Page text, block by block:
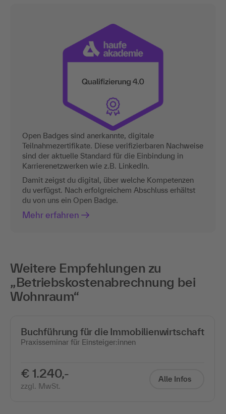
Open Badges sind anerkannte, digitale
Teilnahmezertifikate. Diese verifizierbaren Nachweise
sind der aktuelle Standard für die Einbindung in
Karrierenetzwerken wie z.B. LinkedIn.
Damit zeigst du digital, über welche Kompetenzen
du verfügst. Nach erfolgreichem Abschluss erhältst
du von uns ein Open Badge.
Mehr erfahren
Weitere Empfehlungen zu
„Betriebskostenabrechnung bei
Wohnraum“
Buchführung für die Immobilienwirtschaft
Praxisseminar für Einsteiger:innen
€ 1.240,-
zzgl. MwSt.
Alle Infos